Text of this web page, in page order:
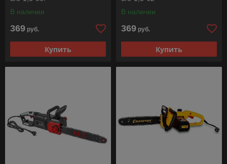
В наличии
369 руб.
Купить
В наличии
369 руб.
Купить